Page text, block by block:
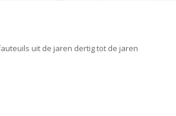
uit de jaren dertig tot de jaren